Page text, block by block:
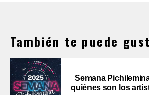
También te puede
Semana
quiénes son los